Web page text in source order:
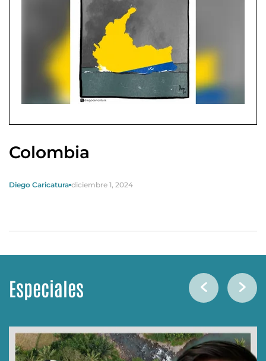
Colombia
Diego Caricatura diciembre 1, 2024
Especiales